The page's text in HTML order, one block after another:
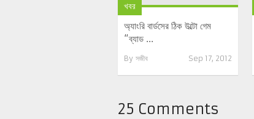
খবর
অ্যাংরি বার্ডসের ঠিক উল্টো গেম
“ব্যাড ...
By সজীব Sep 17, 2012
25 Comments